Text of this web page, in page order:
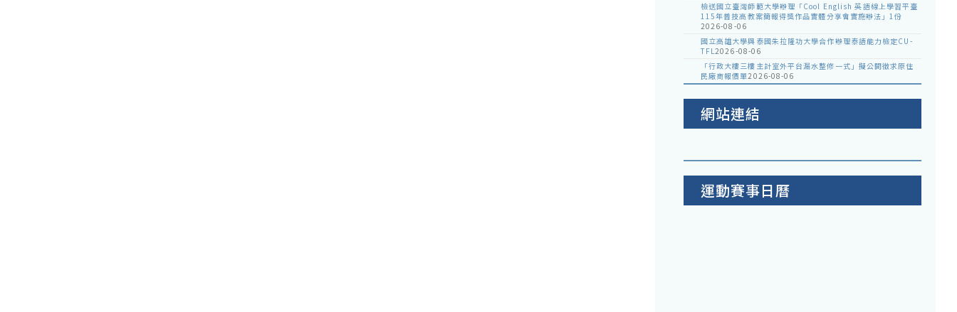
檢送國立臺灣師範大學辦理「Cool English 英語線上學習平臺
115年普技高教案簡報得獎作品實體分享會實施辦法」1份
2026-08-06
國立高雄大學與泰國朱拉隆功大學合作辦理泰語能力檢定CU-
TFL2026-08-06
「行政大樓三樓主計室外平台漏水整修一式」擬公開徵求原住
民廠商報價單2026-08-06
網站連結
運動賽事日曆